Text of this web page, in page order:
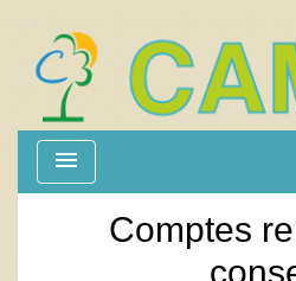
menu
Comptes